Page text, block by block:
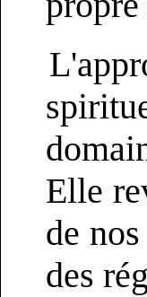
Elle
de
des